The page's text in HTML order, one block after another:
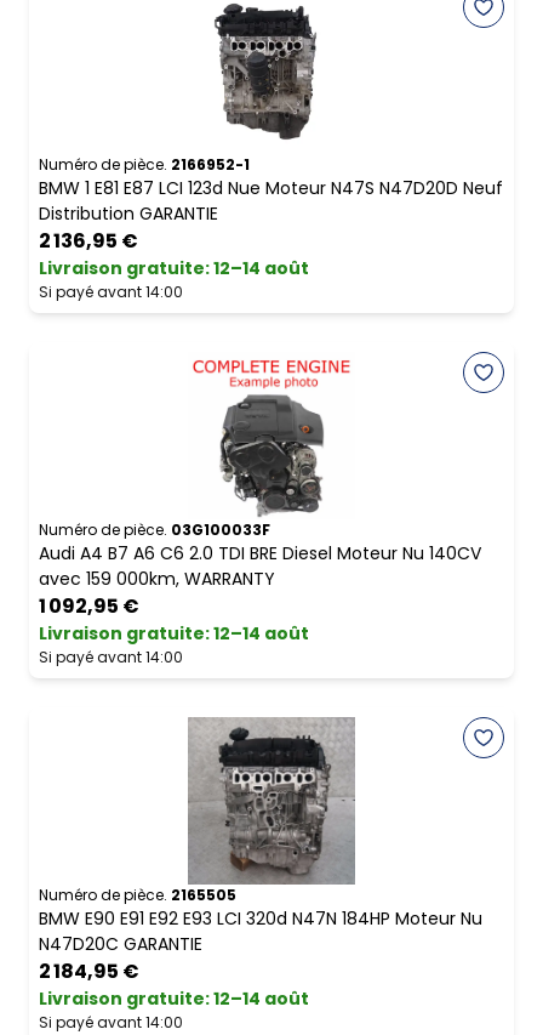
Numéro de pièce. 2166952-1
BMW 1 E81 E87 LCI 123d Nue Moteur N47S N47D20D Neuf
Distribution GARANTIE
2 136,95 €
Livraison gratuite:12–14 août
Si payé avant 14:00
Numéro de pièce. 03G100033F
Audi A4 B7 A6 C6 2.0 TDI BRE Diesel Moteur Nu 140CV
avec 159 000km, WARRANTY
1 092,95 €
Livraison gratuite:12–14 août
Si payé avant 14:00
Numéro de pièce. 2165505
BMW E90 E91 E92 E93 LCI 320d N47N 184HP Moteur Nu
N47D20C GARANTIE
2 184,95 €
Livraison gratuite:12–14 août
Si payé avant 14:00